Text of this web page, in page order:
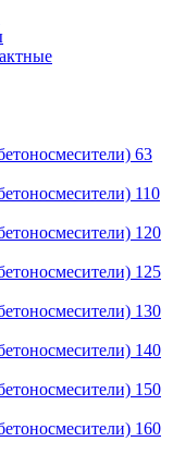
63
110
120
125
130
140
150
160